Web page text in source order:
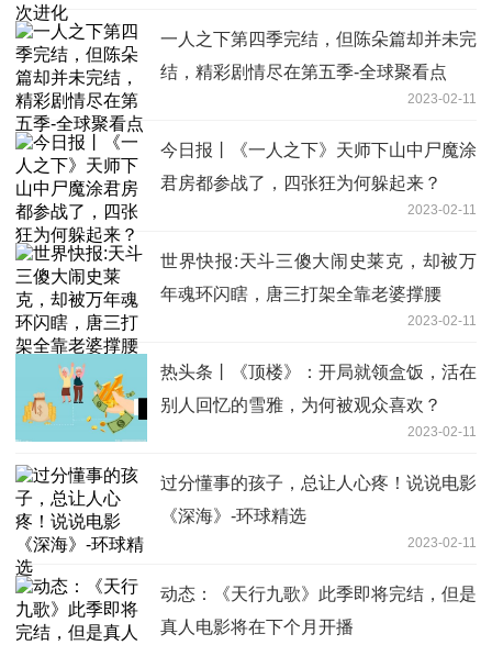
一人之下第四季完结，但陈朵篇却并未完
结，精彩剧情尽在第五季-全球聚看点
2023-02-11
今日报丨《一人之下》天师下山中尸魔涂
君房都参战了，四张狂为何躲起来？
2023-02-11
世界快报:天斗三傻大闹史莱克，却被万
年魂环闪瞎，唐三打架全靠老婆撑腰
2023-02-11
热头条丨《顶楼》：开局就领盒饭，活在
别人回忆的雪雅，为何被观众喜欢？
2023-02-11
过分懂事的孩子，总让人心疼！说说电影
《深海》-环球精选
2023-02-11
动态：《天行九歌》此季即将完结，但是
真人电影将在下个月开播